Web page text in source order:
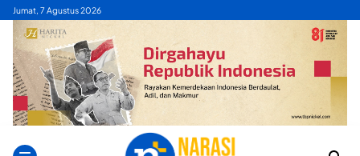
Skip
content
Jumat, 7 Agustus 2026